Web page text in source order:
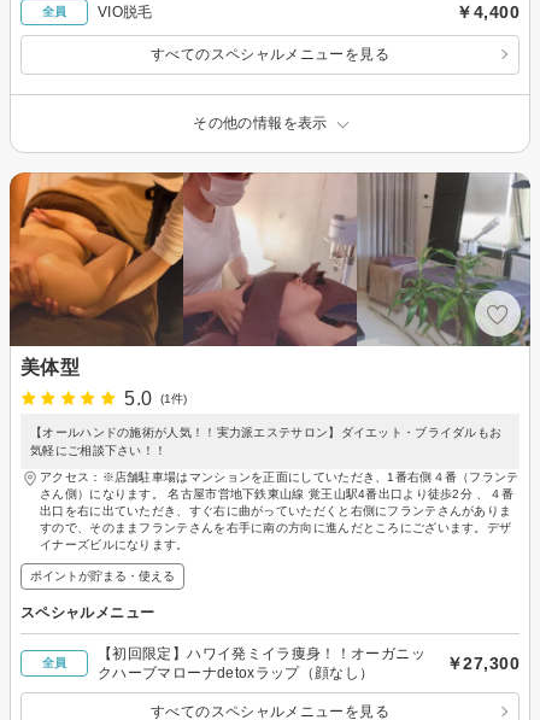
全員 VIO脱毛 ￥4,400
すべてのスペシャルメニューを見る
その他の情報を表示
美体型
5.0
(1件)
【オールハンドの施術が人気！！実力派エステサロン】ダイエット・ブライダルもお
気軽にご相談下さい！！
アクセス：※店舗駐車場はマンションを正面にしていただき、1番右側４番（フランテ
さん側）になります。 名古屋市営地下鉄東山線 覚王山駅4番出口より徒歩2分 、４番
出口を右に出ていただき、すぐ右に曲がっていただくと右側にフランテさんがありま
すので、そのままフランテさんを右手に南の方向に進んだところにございます。デザ
イナーズビルになります。
ポイントが貯まる・使える
スペシャルメニュー
全員
【初回限定】ハワイ発ミイラ痩身！！オーガニッ
クハーブマローナdetoxラップ（顔なし）
￥27,300
すべてのスペシャルメニューを見る